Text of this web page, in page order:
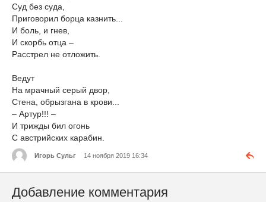
Суд без суда,
Приговорил борца казнить...
И боль, и гнев,
И скорбь отца –
Расстрел не отложить.
Ведут
На мрачный серый двор,
Стена, обрызгана в крови...
– Артур!!! –
И трижды бил огонь
С австрийских карабин.
Игорь Сульг 14 ноября 2019 16:34
Добавление комментария